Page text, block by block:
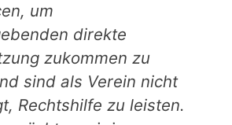
um
direkte
zukommen zu
sind als Verein nicht
Rechtshilfe zu leisten.